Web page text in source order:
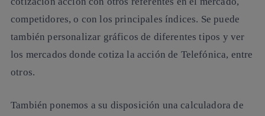
competidores, o con los principales índices. Se puede
también personalizar gráficos de diferentes tipos y ver
los mercados donde cotiza la acción de Telefónica, entre
otros.
También ponemos a su disposición una calculadora de